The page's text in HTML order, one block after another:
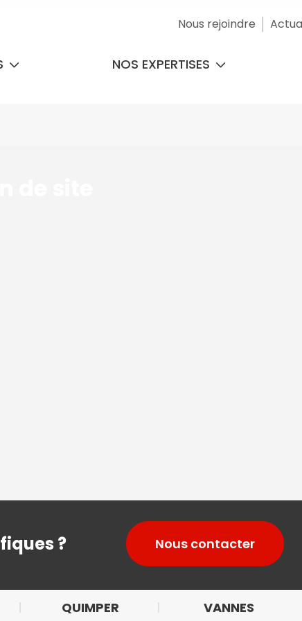
Nous rejoindre
NOS EXPERTISES
? Nous contacter
QUIMPER VANNES